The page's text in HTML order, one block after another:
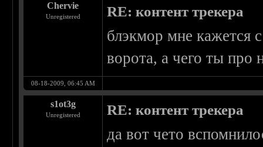
Chervie
Unregistered RE: контент трекера
блэкмор мне кажется
ворота, а чего ты про
08-18-2009, 06:45 AM
s1ot3g
Unregistered RE: контент трекера
да вот чето